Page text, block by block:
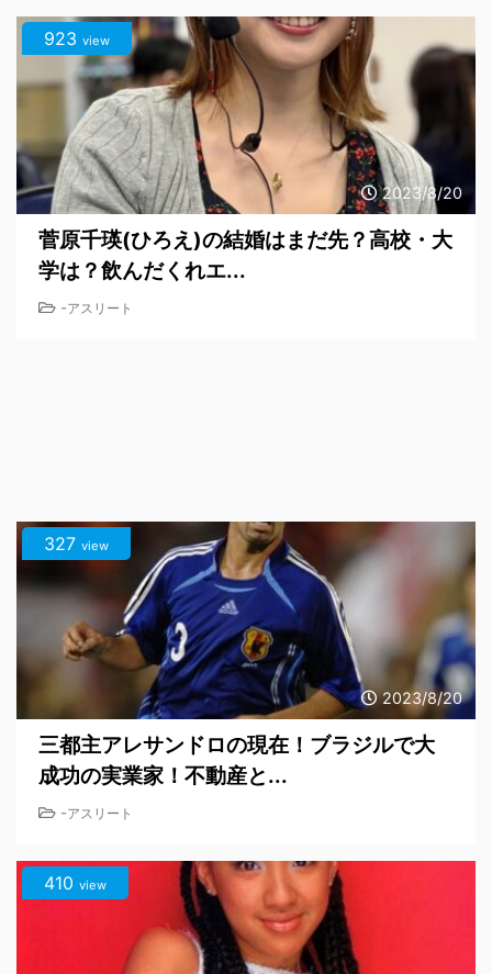
2023/8/20
923 view
菅原千瑛(ひろえ)の結婚はまだ先？高校・大
学は？飲んだくれエ...
-アスリート
2023/8/20
327 view
三都主アレサンドロの現在！ブラジルで大
成功の実業家！不動産と...
-アスリート
410 view